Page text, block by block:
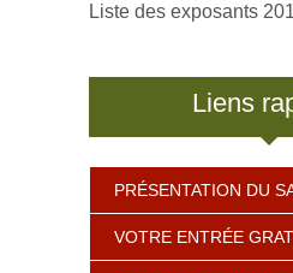
Liste des exposants
Liens
PRÉSENTATION DU
VOTRE ENTRÉE